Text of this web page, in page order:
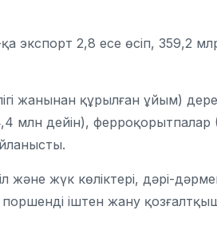
экспорт 2,8 есе өсіп, 359,2
жанынан құрылған ұйым)
млн дейін),
және жүк көліктері, дәрі-
іштен жану